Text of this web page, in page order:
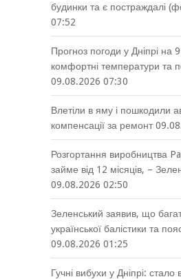
будинки та є постраждалі
07:52
Прогноз погоди у Дніпрі на
комфортні температури та
09.08.2026 07:30
Влетіли в яму і пошкодили
компенсації за ремонт
Розгортання виробництва
займе від 12 місяців, –
09.08.2026 02:50
Зеленський заявив, що
української балістики та
09.08.2026 01:25
Гучні вибухи у Дніпрі: